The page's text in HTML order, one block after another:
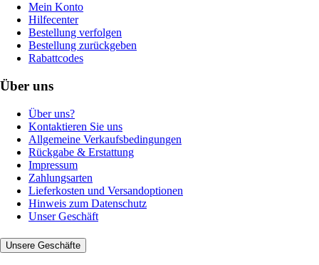
Mein Konto
Hilfecenter
Bestellung verfolgen
Bestellung zurückgeben
Rabattcodes
Über uns
Über uns?
Kontaktieren Sie uns
Allgemeine Verkaufsbedingungen
Rückgabe & Erstattung
Impressum
Zahlungsarten
Lieferkosten und Versandoptionen
Hinweis zum Datenschutz
Unser Geschäft
Unsere Geschäfte